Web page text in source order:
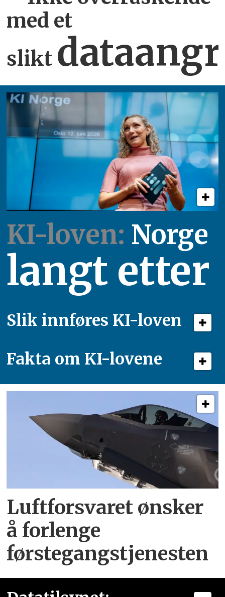
med et
slikt
KI-loven: Norge
langt etter
Slik innføres KI-loven
Fakta om KI-lovene
Luftforsvaret ønsker
å forlenge
førstegangstjenesten